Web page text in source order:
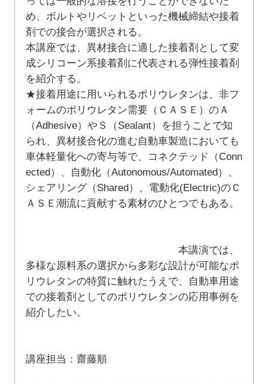
め、ボルトやリベットといった機械締結や接着
剤での接合が選択される。
本講座では、異材接合に適した接着剤として変
成シリコーン系接着剤に代表される弾性接着剤
を紹介する。
★接着用途に用いられるポリウレタンは、非フ
ォームのポリウレタン需要（ＣＡＳＥ）のＡ
（Adhesive）やＳ（Sealant）を担うことで知
られ、異材接合化の進む自動車製造においても
車体軽量化への寄与等で、コネクテッド（Conn
ected）、自動化（Autonomous/Automated）、
シェアリング（Shared）、電動化(Electric)のＣ
ＡＳＥ潮流に貢献する素材のひとつでもある。
本講演では、
多様な原料系の選択から多彩な設計が可能なポ
リウレタンの特質に触れたうえで、自動車用途
での接着剤としてのポリウレタンの応用事例を
紹介したい。
講座担当：齋藤順